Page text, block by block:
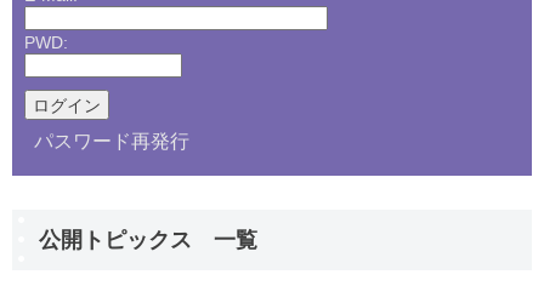
PWD:
パスワード再発行
公開トピックス 一覧